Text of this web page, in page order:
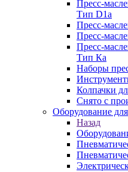
Пресс-
Тип D1a
Пресс-
Пресс-
Пресс-
Тип Кa
Наборы
Колпачки
Снято с
Оборудование
Назад